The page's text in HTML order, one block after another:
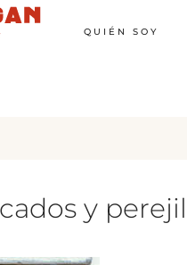
QUIÉN SOY
y perejil